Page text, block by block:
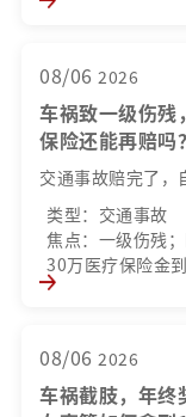
08/06 2026
车祸致一级伤残
保险还能再赔吗？
交通事故赔完了，
类型：交通事故
焦点：一级伤残
30万医疗保险金
08/06 2026
车祸截肢，年终